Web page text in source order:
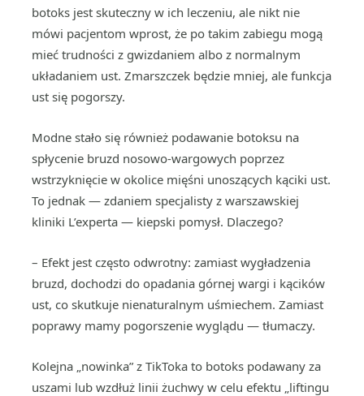
botoks jest skuteczny w ich leczeniu, ale nikt nie
mówi pacjentom wprost, że po takim zabiegu mogą
mieć trudności z gwizdaniem albo z normalnym
układaniem ust. Zmarszczek będzie mniej, ale funkcja
ust się pogorszy.
Modne stało się również podawanie botoksu na
spłycenie bruzd nosowo-wargowych poprzez
wstrzyknięcie w okolice mięśni unoszących kąciki ust.
To jednak — zdaniem specjalisty z warszawskiej
kliniki L’experta — kiepski pomysł. Dlaczego?
– Efekt jest często odwrotny: zamiast wygładzenia
bruzd, dochodzi do opadania górnej wargi i kącików
ust, co skutkuje nienaturalnym uśmiechem. Zamiast
poprawy mamy pogorszenie wyglądu — tłumaczy.
Kolejna „nowinka” z TikToka to botoks podawany za
uszami lub wzdłuż linii żuchwy w celu efektu „liftingu